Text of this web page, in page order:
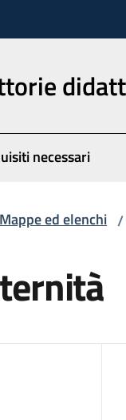
necessari
Mappe ed elenchi /